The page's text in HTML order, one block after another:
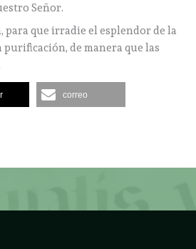
Señor.
para que irradie el esplendor de la
de manera que las
correo